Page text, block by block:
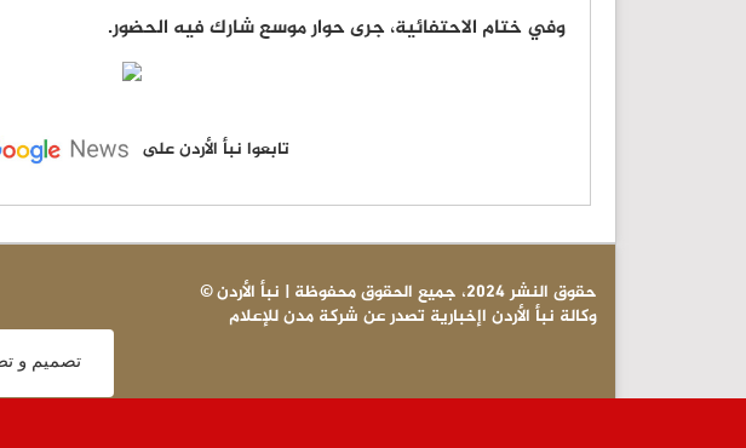
وفي ختام الاحتفائية، جرى حوار موسع شارك فيه الحضور.
تابعوا نبأ الأردن على
© حقوق النشر 2024، جميع الحقوق محفوظة | نبأ الأردن
وكالة نبأ الأردن اإخبارية تصدر عن شركة مدن للإعلام
تصميم و